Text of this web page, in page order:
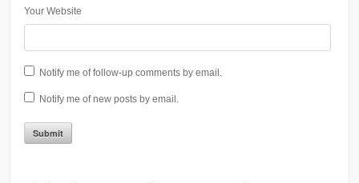
Your Website
Notify me of follow-up comments by email.
Notify me of new posts by email.